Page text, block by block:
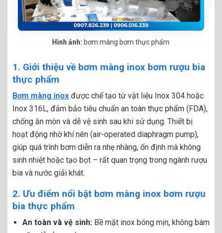
Hình ảnh: bơm màng bơm thực phẩm
1. Giới thiệu về bơm màng inox bơm rượu bia
thực phẩm
Bơm màng inox được chế tạo từ vật liệu Inox 304 hoặc
Inox 316L, đảm bảo tiêu chuẩn an toàn thực phẩm (FDA),
chống ăn mòn và dễ vệ sinh sau khi sử dụng. Thiết bị
hoạt động nhờ khí nén (air-operated diaphragm pump),
giúp quá trình bơm diễn ra nhẹ nhàng, ổn định mà không
sinh nhiệt hoặc tạo bọt – rất quan trọng trong ngành rượu
bia và nước giải khát.
2. Ưu điểm nổi bật bơm màng inox bơm rượu
bia thực phẩm
An toàn và vệ sinh: Bề mặt inox bóng mịn, không bám